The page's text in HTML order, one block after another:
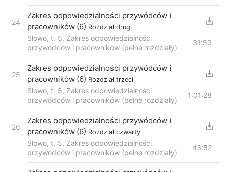
24
Zakres odpowiedzialności przywódców i
pracowników (6) Rozdział drugi
Słowo, t. 5, Zakres odpowiedzialności
przywódców i pracowników (pełne rozdziały)
31:53
25
Zakres odpowiedzialności przywódców i
pracowników (6) Rozdział trzeci
Słowo, t. 5, Zakres odpowiedzialności
przywódców i pracowników (pełne rozdziały)
1:01:28
26
Zakres odpowiedzialności przywódców i
pracowników (6) Rozdział czwarty
Słowo, t. 5, Zakres odpowiedzialności
przywódców i pracowników (pełne rozdziały)
43:52